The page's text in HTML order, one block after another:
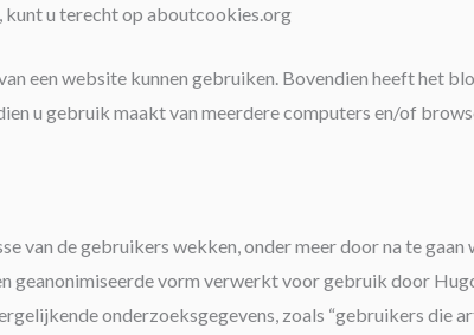
kunt u terecht op aboutcookies.org
een website kunnen gebruiken. Bovendien heeft het
u gebruik maakt van meerdere computers en/of
van de gebruikers wekken, onder meer door na te
geanonimiseerde vorm verwerkt voor gebruik door
onderzoeksgegevens, zoals “gebruikers die